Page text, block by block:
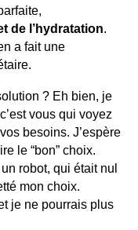
de l’hydratation.
a fait une
? Eh bien, je
vous qui voyez
besoins. J’espère
le “bon” choix.
robot, qui était nul
mon choix.
je ne pourrais plus